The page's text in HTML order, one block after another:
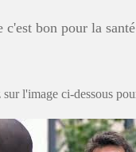
c'est bon pour la
l'image ci-dessous